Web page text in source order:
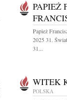
PAPIEŻ
Papież
2025 31.
31...
WITEK
POLSKA